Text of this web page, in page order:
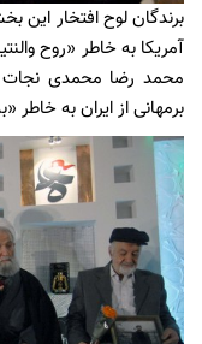
برندگان لوح افتخار
آمریکا به خاطر «روح
محمد رضا محمدی
برمهانی از ایران به خاطر